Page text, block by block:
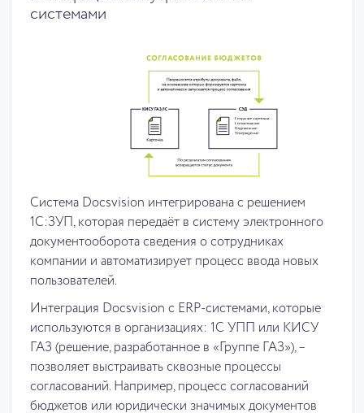
системами
Система Docsvision интегрирована с решением
1С:ЗУП, которая передаёт в систему электронного
документооборота сведения о сотрудниках
компании и автоматизирует процесс ввода новых
пользователей.
Интеграция Docsvision с ERP-системами, которые
используются в организациях: 1С УПП или КИСУ
ГАЗ (решение, разработанное в «Группе ГАЗ»), –
позволяет выстраивать сквозные процессы
согласований. Например, процесс согласований
бюджетов или юридически значимых документов